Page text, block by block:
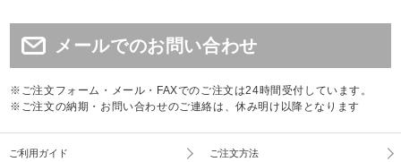
メールでのお問い合わせ
※ご注文フォーム・メール・FAXでのご注文は24時間受付しています。
※ご注文の納期・お問い合わせのご連絡は、休み明け以降となります
ご利用ガイド ご注文方法